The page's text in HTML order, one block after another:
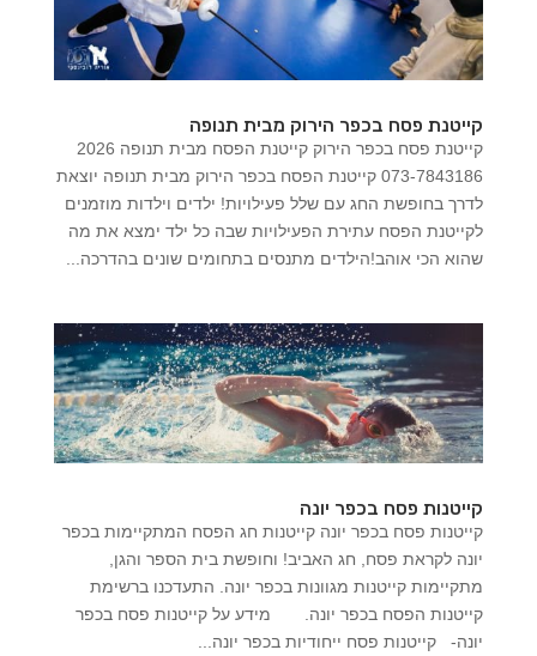
קייטנת פסח בכפר הירוק מבית תנופה
קייטנת פסח בכפר הירוק קייטנת הפסח מבית תנופה 2026
073-7843186 קייטנת הפסח בכפר הירוק מבית תנופה יוצאת
לדרך בחופשת החג עם שלל פעילויות! ילדים וילדות מוזמנים
לקייטנת הפסח עתירת הפעילויות שבה כל ילד ימצא את מה
שהוא הכי אוהב!הילדים מתנסים בתחומים שונים בהדרכה...
קייטנות פסח בכפר יונה
קייטנות פסח בכפר יונה קייטנות חג הפסח המתקיימות בכפר
יונה לקראת פסח, חג האביב! וחופשת בית הספר והגן,
מתקיימות קייטנות מגוונות בכפר יונה. התעדכנו ברשימת
קייטנות הפסח בכפר יונה. מידע על קייטנות פסח בכפר
יונה- קייטנות פסח ייחודיות בכפר יונה...